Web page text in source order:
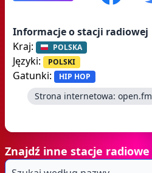
Informacje o stacji radiowej
Kraj:
POLSKA
Języki: POLSKI
Gatunki: HIP HOP
Strona internetowa: open.fm
Znajdź inne stacje radiowe